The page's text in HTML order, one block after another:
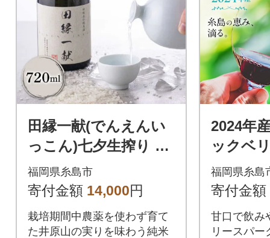
田縁一献(でんえんい
っこん)七夕生搾り 72
0ml×1[AUM002]
福岡県糸島市
寄付金額 14,000円
栽培期間中農薬を使わず育て
た井原山の実りを味わう純米
2024年
ックベ
リング
福岡県糸島
寄付金額
甘口で飲み
リースパー